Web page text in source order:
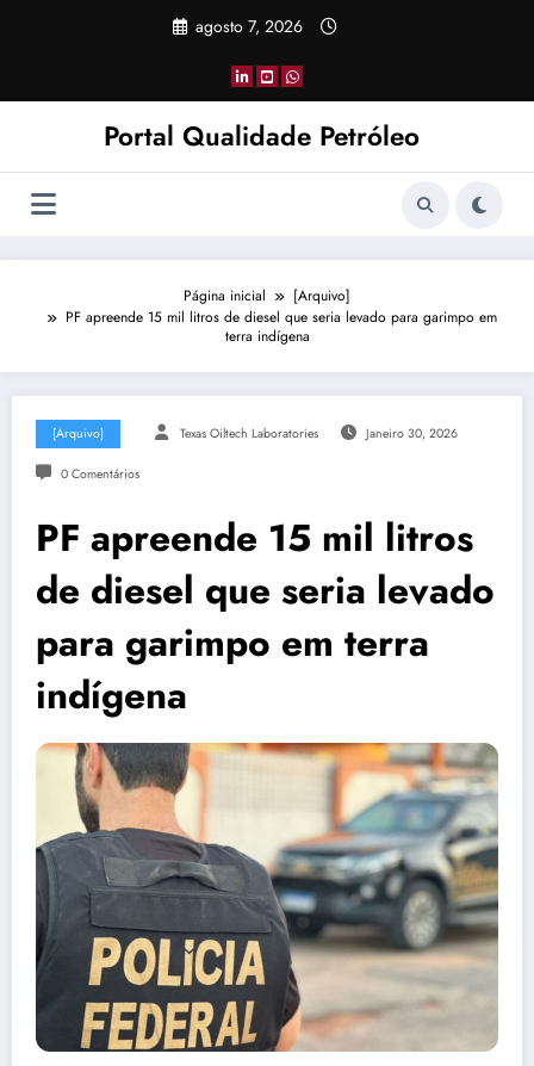
agosto 7, 2026
Portal Qualidade Petróleo
Página inicial
[Arquivo]
PF apreende 15 mil litros de diesel que seria levado para garimpo em
terra indígena
[Arquivo] Texas Oiltech Laboratories Janeiro 30, 2026
0 Comentários
PF apreende 15 mil litros
de diesel que seria levado
para garimpo em terra
indígena